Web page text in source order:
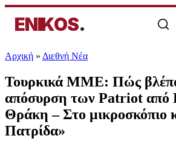
ENIKOS.
Αρχική » Διεθνή Νέα
Τουρκικά ΜΜΕ: Πώς
απόσυρση των Patriot από
Θράκη – Στο μικροσκόπιο
Πατρίδα»